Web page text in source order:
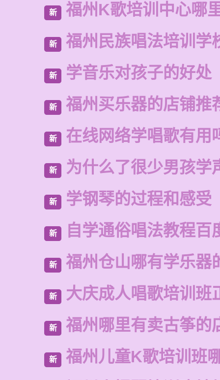
新 福州K歌培训中心哪
新 福州民族唱法培训学
新 学音乐对孩子的好处
新 福州买乐器的店铺推
新 在线网络学唱歌有用
新 为什么了很少男孩学
新 学钢琴的过程和感受
新 自学通俗唱法教程百
新 福州仓山哪有学乐器
新 大庆成人唱歌培训班
新 福州哪里有卖古筝的
新 福州儿童K歌培训班